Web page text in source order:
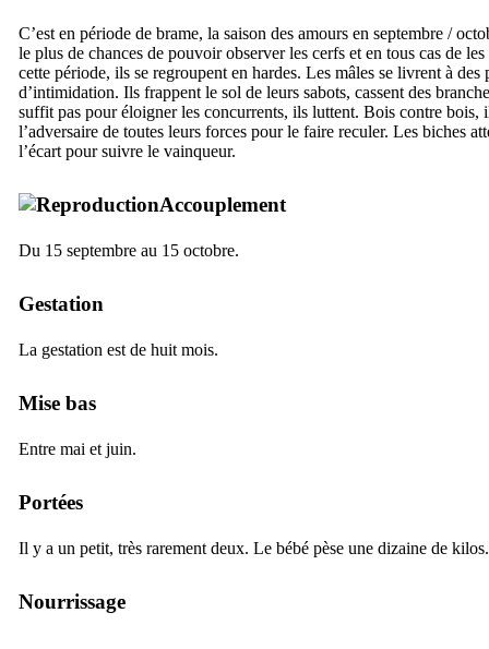
C’est en période de brame, la saison des amours en septembre /
le plus de chances de pouvoir observer les cerfs et en tous cas de
cette période, ils se regroupent en hardes. Les mâles se livrent à des
d’intimidation. Ils frappent le sol de leurs sabots, cassent des
suffit pas pour éloigner les concurrents, ils luttent. Bois contre bois,
l’adversaire de toutes leurs forces pour le faire reculer. Les biches
l’écart pour suivre le vainqueur.
Accouplement
Du 15 septembre au 15 octobre.
Gestation
La gestation est de huit mois.
Mise bas
Entre mai et juin.
Portées
Il y a un petit, très rarement deux. Le bébé pèse une dizaine de kilos.
Nourrissage